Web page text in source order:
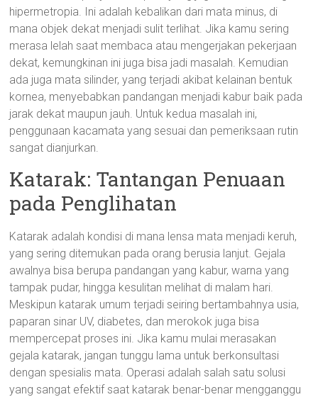
hipermetropia. Ini adalah kebalikan dari mata minus, di
mana objek dekat menjadi sulit terlihat. Jika kamu sering
merasa lelah saat membaca atau mengerjakan pekerjaan
dekat, kemungkinan ini juga bisa jadi masalah. Kemudian
ada juga mata silinder, yang terjadi akibat kelainan bentuk
kornea, menyebabkan pandangan menjadi kabur baik pada
jarak dekat maupun jauh. Untuk kedua masalah ini,
penggunaan kacamata yang sesuai dan pemeriksaan rutin
sangat dianjurkan.
Katarak: Tantangan Penuaan
pada Penglihatan
Katarak adalah kondisi di mana lensa mata menjadi keruh,
yang sering ditemukan pada orang berusia lanjut. Gejala
awalnya bisa berupa pandangan yang kabur, warna yang
tampak pudar, hingga kesulitan melihat di malam hari.
Meskipun katarak umum terjadi seiring bertambahnya usia,
paparan sinar UV, diabetes, dan merokok juga bisa
mempercepat proses ini. Jika kamu mulai merasakan
gejala katarak, jangan tunggu lama untuk berkonsultasi
dengan spesialis mata. Operasi adalah salah satu solusi
yang sangat efektif saat katarak benar-benar mengganggu